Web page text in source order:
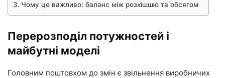
Чому це важливо: баланс між розкішшю та обсягом
Перерозподіл потужностей і
майбутні моделі
Головним поштовхом до змін є звільнення виробничих